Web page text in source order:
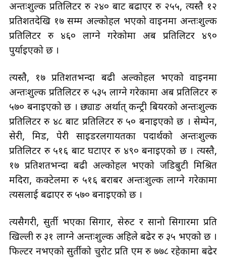
अन्तःशुल्क प्रतिलिटर रु २४० बाट बढाएर रु २५५, त्यस्तै १२
प्रतिशतदेखि १७ सम्म अल्कोहल भएको वाइनमा अन्तःशुल्क
प्रतिलिटर रु ४६० लाग्ने गरेकोमा अब प्रतिलिटर ४९०
पुर्याइएको छ ।
त्यस्तै, १७ प्रतिशतभन्दा बढी अल्कोहल भएको वाइनमा
अन्तःशुल्क प्रतिलिटर रु ५३५ लाग्ने गरेकामा अब प्रतिलिटर रु
५७० बनाइएको छ । छ्याङ अर्थात् कन्ट्री बियरको अन्तःशुल्क
प्रतिलिटर रु ४८ बाट प्रतिलिटर रु ५० बनाइएको छ । सेम्पेन,
सेरी, मिड, पेरी साइडरलगायतका पदार्थको अन्तःशुल्क
प्रतिलिटर रु ५१६ बाट घटाएर रु ४९० बनाइएको छ । त्यस्तै,
१७ प्रतिशतभन्दा बढी अल्कोहल भएको जडिबुटी मिश्रित
मदिरा, कक्टेलमा रु ५१६ बराबर अन्तःशुल्क लाग्ने गरेकामा
त्यसलाई बढाएर रु ५७० बनाइएको छ ।
त्यसैगरी, सुर्ती भएका सिगार, सेरुट र सानो सिगारमा प्रति
खिल्ली रु ३१ लाग्ने अन्तःशुल्क अहिले बढेर रु ३५ भएको छ ।
फिल्टर नभएको सुर्तीको चुरोट प्रति एम रु ७७८ रहेकामा बढेर